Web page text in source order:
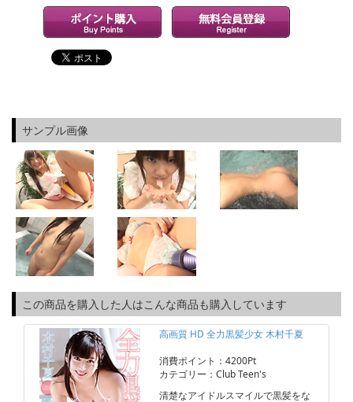
サンプル画像
この商品を購入した人はこんな商品も購入しています
高画質 HD 全力黒髪少女 木村千夏
消費ポイント：4200Pt
カテゴリー：Club Teen's
清楚なアイドルスマイルで黒髪をな